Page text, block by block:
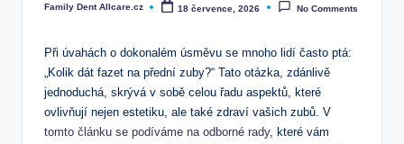
Posted
Family Dent Allcare.cz 18 července, 2026 No Comments
Při úvahách o dokonalém úsměvu se mnoho lidí často ptá:
„Kolik dát fazet na přední zuby?“ Tato otázka, zdánlivě
jednoduchá, skrývá v sobě celou řadu aspektů, které
ovlivňují nejen estetiku, ale také zdraví vašich zubů. V
tomto článku se podíváme na odborné rady, které vám